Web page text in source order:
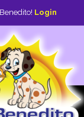
Login
Home